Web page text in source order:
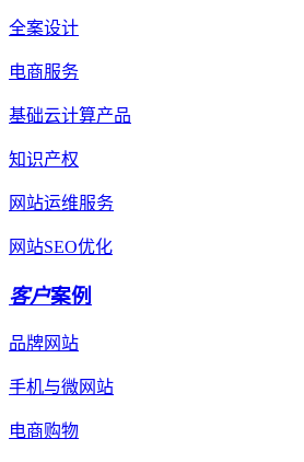
全案设计
电商服务
基础云计算产品
知识产权
网站运维服务
网站SEO优化
客户案例
品牌网站
手机与微网站
电商购物